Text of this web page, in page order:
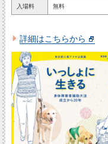
入場料 無料
詳細はこちらから